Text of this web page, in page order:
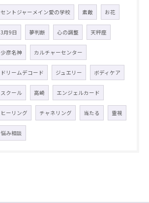
セントジャーメイン愛の学校 素敵 お花
3月9日 夢判断 心の調整 天秤座
少彦名神 カルチャーセンター
ドリームデコード ジュエリー ボディケア
スクール 高崎 エンジェルカード
ヒーリング チャネリング 当たる 霊視
悩み相談